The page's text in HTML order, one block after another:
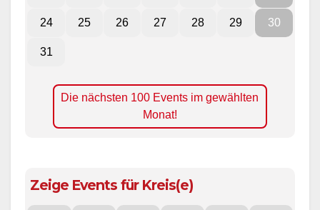
24 25 26 27 28 29 30
31
Die nächsten 100 Events im gewählten
Monat!
Zeige Events für Kreis(e)